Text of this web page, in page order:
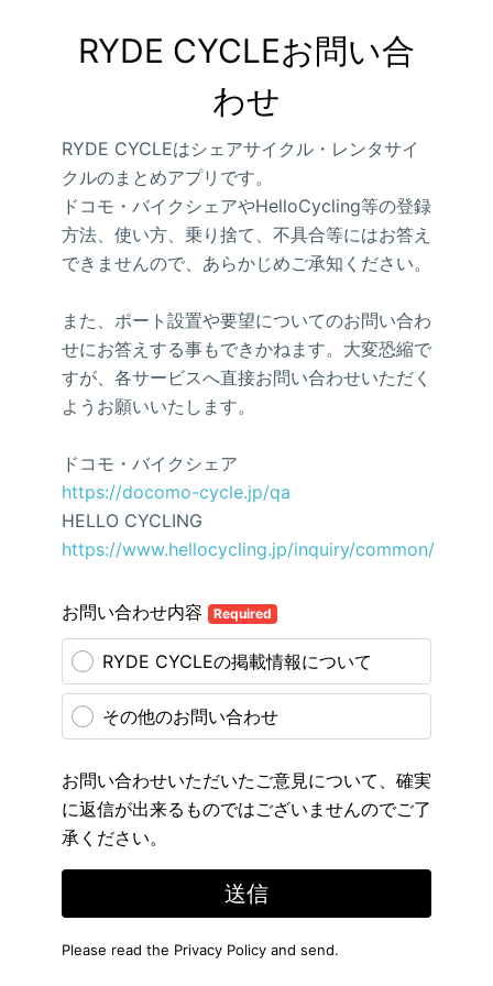
RYDE CYCLEお問い合
わせ
RYDE CYCLEはシェアサイクル・レンタサイ
クルのまとめアプリです。
ドコモ・バイクシェアやHelloCycling等の登録
方法、使い方、乗り捨て、不具合等にはお答え
できませんので、あらかじめご承知ください。
また、ポート設置や要望についてのお問い合わ
せにお答えする事もできかねます。大変恐縮で
すが、各サービスへ直接お問い合わせいただく
ようお願いいたします。
ドコモ・バイクシェア
https://docomo-cycle.jp/qa
HELLO CYCLING
https://www.hellocycling.jp/inquiry/common/
お問い合わせ内容 Required
RYDE CYCLEの掲載情報について
その他のお問い合わせ
お問い合わせいただいたご意見について、確実
に返信が出来るものではございませんのでご了
承ください。
送信
Please read the Privacy Policy and send.